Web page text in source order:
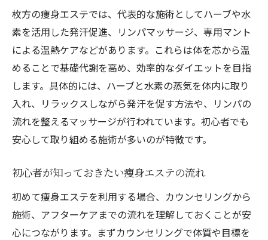
枚方の痩身エステでは、代表的な施術としてハーブや水
素を活用した発汗促進、リンパマッサージ、専用マント
による温熱ケアなどがあります。これらは体を芯から温
めることで基礎代謝を高め、効率的なダイエットを目指
します。具体的には、ハーブと水素の蒸気を体内に取り
入れ、リラックスしながら発汗を促す方法や、リンパの
流れを整えるマッサージが行われています。初心者でも
安心して取り組める施術が多いのが特徴です。
初心者が知っておきたい痩身エステの流れ
初めて痩身エステを利用する場合、カウンセリングから
施術、アフターケアまでの流れを理解しておくことが安
心につながります。まずカウンセリングで体質や目標を